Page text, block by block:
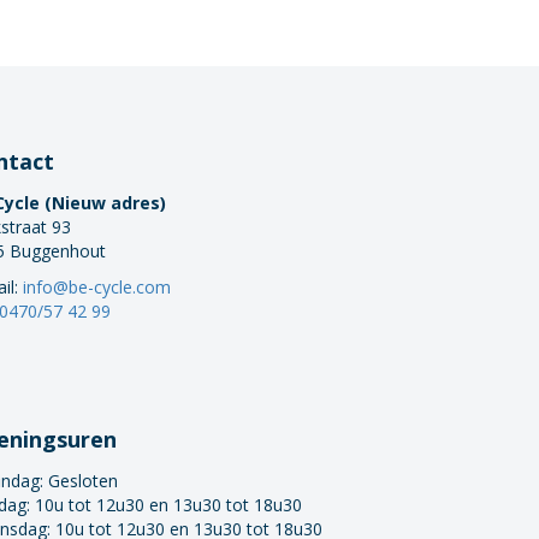
(Nieuw adres)
93
Buggenhout
info@be-cycle.com
0470/57 42 99
Gesloten
10u tot 12u30 en 13u30 tot 18u30
10u tot 12u30 en 13u30 tot 18u30